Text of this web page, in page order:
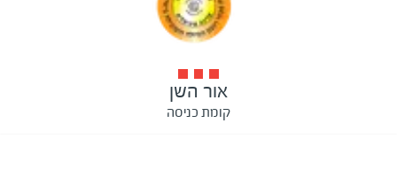
אור השן
קומת כניסה